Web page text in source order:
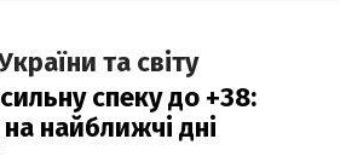
та світу
спеку до +38:
найближчі дні